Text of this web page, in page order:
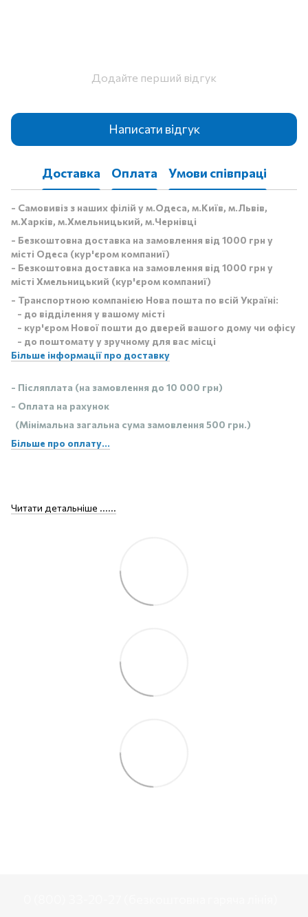
Додайте перший відгук
Написати відгук
Доставка Оплата Умови співпраці
- Самовивіз з наших філій у м.Одеса, м.Київ, м.Львів,
м.Харків, м.Хмельницький, м.Чернівці
- Безкоштовна доставка на замовлення від 1000 грн у
місті Одеса (кур'єром компаниї)
- Безкоштовна доставка на замовлення від 1000 грн у
місті Хмельницький (кур'єром компаниї)
- Транспортною компанією Нова пошта по всій Україні:
- до відділення у вашому місті
- кур'єром Нової пошти до дверей вашого дому чи офісу
- до поштомату у зручному для вас місці
Більше інформації про доставку
- Післяплата (на замовлення до 10 000 грн)
- Оплата на рахунок
(Мінімальна загальна сума замовлення 500 грн.)
Більше про оплату...
Читати детальніше ......